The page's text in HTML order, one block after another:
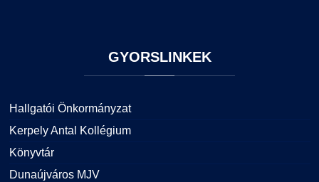
GYORSLINKEK
Hallgatói Önkormányzat
Kerpely Antal Kollégium
Könyvtár
Dunaújváros MJV